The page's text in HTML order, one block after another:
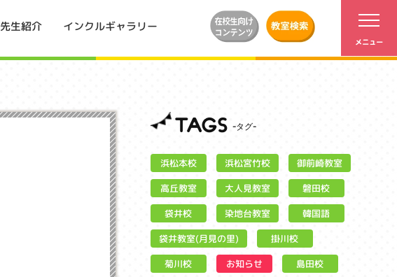
先生紹介 インクルギャラリー
TAGS
浜松本校 浜松宮竹校 御前崎教室
高丘教室 大人見教室
磐田校
袋井校
染地台教室 韓国語
袋井教室(月見の里)
掛川校
菊川校
お知らせ 島田校